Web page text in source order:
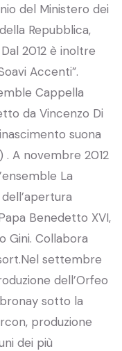
del Ministero dei
Repubblica,
Dal 2012 è inoltre
Accenti”.
Cappella
da Vincenzo Di
suona
. A novembre 2012
La
Benedetto XVI,
Gini. Collabora
settembre
dell’Orfeo
sotto la
produzione
dei più